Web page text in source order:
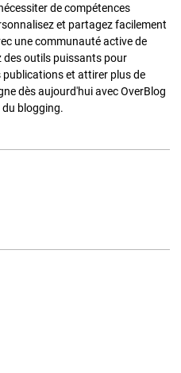
de compétences
et partagez facilement
une communauté active de
des outils puissants pour
et attirer plus de
dès aujourd'hui avec OverBlog
blogging.